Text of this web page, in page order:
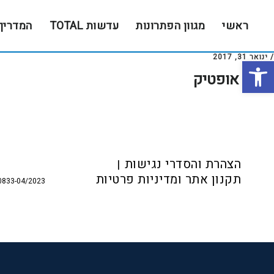
פתח סרגל נגישות
footerראשי מגוון הפתרונות עדשות TOTAL
/ ינואר 31, 2017
איטל אופטיק
Footer
הצהרת והסדרי נגישות
תקנון אתר ומדיניות פרטיות
04/2023